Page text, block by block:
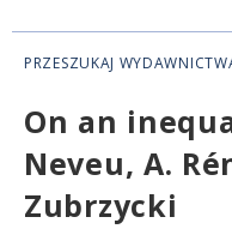
PRZESZUKAJ
On an
Neveu, A.
Zubrzycki